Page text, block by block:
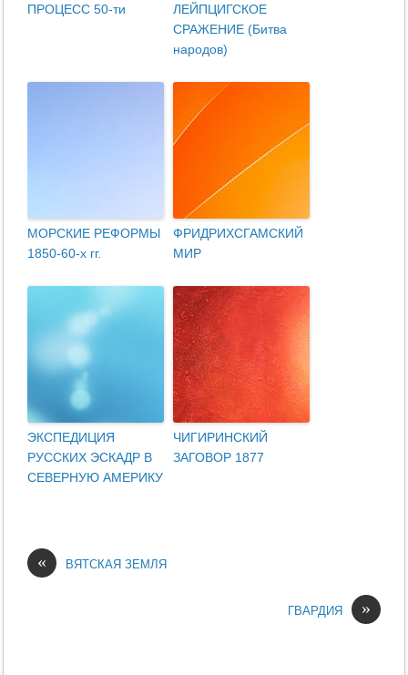
ПРОЦЕСС 50-ти
ЛЕЙПЦИГСКОЕ
СРАЖЕНИЕ (Битва
народов)
МОРСКИЕ РЕФОРМЫ
1850-60-х гг.
ФРИДРИХСГАМСКИЙ
МИР
ЭКСПЕДИЦИЯ
РУССКИХ ЭСКАДР В
СЕВЕРНУЮ АМЕРИКУ
ЧИГИРИНСКИЙ
ЗАГОВОР 1877
« ВЯТСКАЯ ЗЕМЛЯ
»
ГВАРДИЯ